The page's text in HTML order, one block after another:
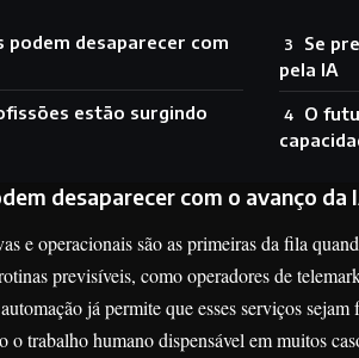
podem desaparecer com
estão surgindo
Se
pela IA
O
desaparecer com o avanço da
e operacionais são as primeiras da fila
previsíveis, como operadores de
já permite que esses serviços
o trabalho humano dispensável em muitos